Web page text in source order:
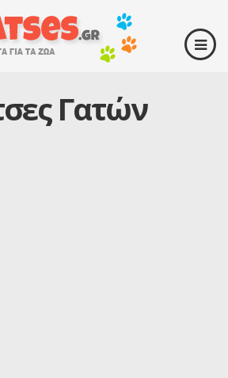
Γατών